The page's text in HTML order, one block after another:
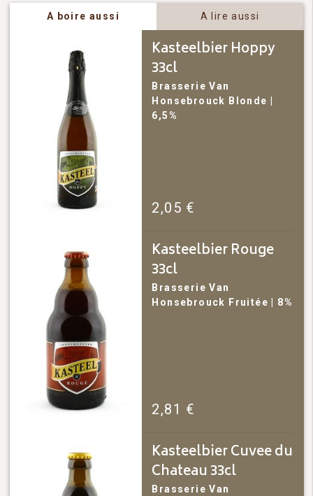
A boire aussi A lire aussi
Kasteelbier Hoppy
33cl
Brasserie Van
Honsebrouck Blonde
6,5%
2,05 €
Kasteelbier Rouge
33cl
Brasserie Van
Honsebrouck Fruitée | 8%
2,81 €
Kasteelbier Cuvee du
Chateau 33cl
Brasserie Van